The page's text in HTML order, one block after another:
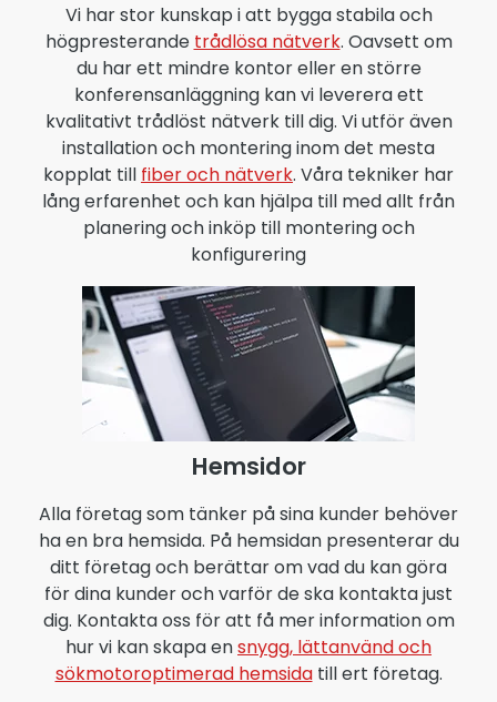
Vi har stor kunskap i att bygga stabila och
högpresterande trådlösa nätverk. Oavsett om
du har ett mindre kontor eller en större
konferensanläggning kan vi leverera ett
kvalitativt trådlöst nätverk till dig. Vi utför även
installation och montering inom det mesta
kopplat till fiber och nätverk. Våra tekniker har
lång erfarenhet och kan hjälpa till med allt från
planering och inköp till montering och
konfigurering
Hemsidor
Alla företag som tänker på sina kunder behöver
ha en bra hemsida. På hemsidan presenterar du
ditt företag och berättar om vad du kan göra
för dina kunder och varför de ska kontakta just
dig. Kontakta oss för att få mer information om
hur vi kan skapa ensnygg, lättanvänd och
sökmotoroptimerad hemsidatill ert företag.